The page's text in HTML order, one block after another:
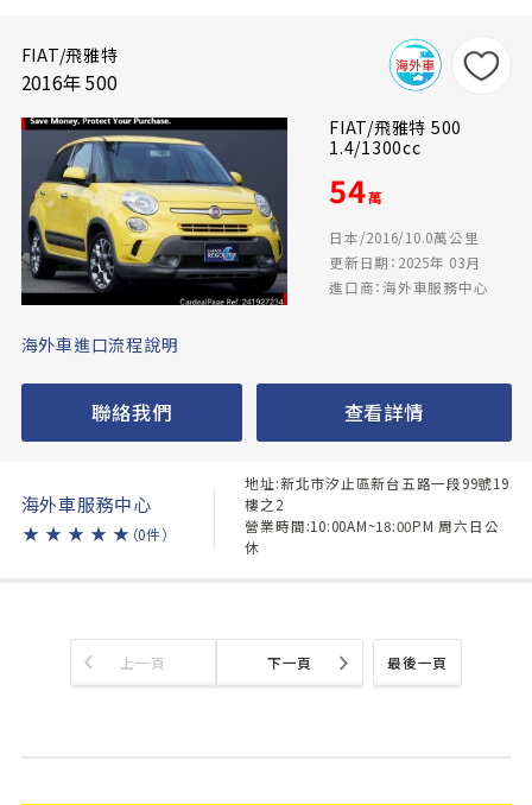
FIAT/飛雅特
2016年 500
FIAT/飛雅特 500
1.4/1300cc
54萬
日本/2016/10.0萬公里
更新日期：2025年 03月
進口商：海外車服務中心
海外車進口流程說明
聯絡我們 查看詳情
海外車服務中心
★ ★ ★ ★ ★ （0件）
地址:新北市汐止區新台五路一段99號19
樓之2
營業時間:10:00AM~18:00PM 周六日公
休
最後一頁
上一頁 下一頁